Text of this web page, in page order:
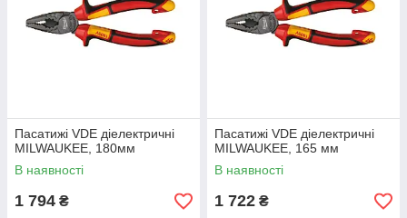
Пасатижі VDE діелектричні
MILWAUKEE, 180мм
В наявності
1 794 ₴
Пасатижі VDE діелектричні
MILWAUKEE, 165 мм
В наявності
1 722 ₴